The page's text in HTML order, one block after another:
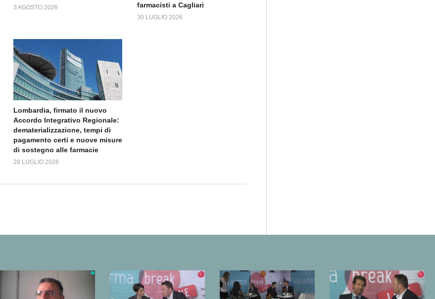
3 AGOSTO 2026
farmacisti a Cagliari
30 LUGLIO 2026
Lombardia, firmato il nuovo
Accordo Integrativo Regionale:
dematerializzazione, tempi di
pagamento certi e nuove misure
di sostegno alle farmacie
28 LUGLIO 2026